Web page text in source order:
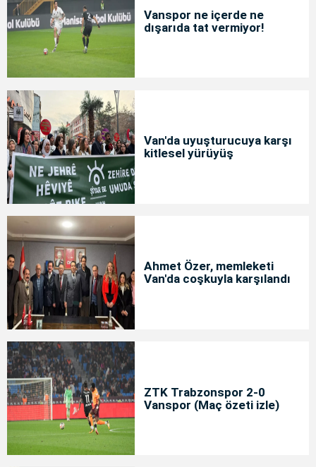
Vanspor ne içerde ne
dışarıda tat vermiyor!
Van'da uyuşturucuya karşı
kitlesel yürüyüş
Ahmet Özer, memleketi
Van'da coşkuyla karşılandı
ZTK Trabzonspor 2-0
Vanspor (Maç özeti izle)